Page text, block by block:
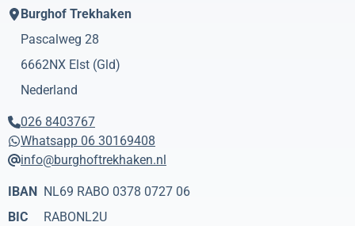
Burghof Trekhaken
Pascalweg 28
6662NX Elst (Gld)
Nederland
026 8403767
Whatsapp 06 30169408
info@burghoftrekhaken.nl
IBAN NL69 RABO 0378 0727 06
BIC
RABONL2U